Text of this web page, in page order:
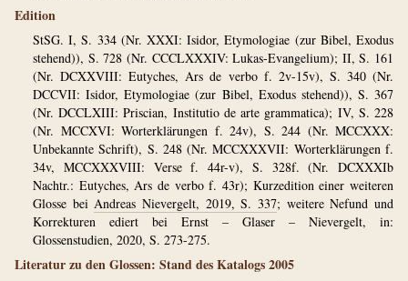
Edition
StSG. I, S. 334 (Nr. XXXI: Isidor, Etymologiae (zur Bibel, Exodus
stehend)), S. 728 (Nr. CCCLXXXIV: Lukas-Evangelium); II, S. 161
(Nr. DCXXVIII: Eutyches, Ars de verbo f. 2v-15v), S. 340 (Nr.
DCCVII: Isidor, Etymologiae (zur Bibel, Exodus stehend)), S. 367
(Nr. DCCLXIII: Priscian, Institutio de arte grammatica); IV, S. 228
(Nr. MCCXVI: Worterklärungen f. 24v), S. 244 (Nr. MCCXXX:
Unbekannte Schrift), S. 248 (Nr. MCCXXXVII: Worterklärungen f.
34v, MCCXXXVIII: Verse f. 44r-v), S. 328f. (Nr. DCXXXIb
Nachtr.: Eutyches, Ars de verbo f. 43r); Kurzedition einer weiteren
Glosse beiAndreas Nievergelt, 2019, S. 337; weitere Nefund und
Korrekturen ediert bei Ernst – Glaser – Nievergelt, in:
Glossenstudien, 2020, S. 273-275.
Literatur zu den Glossen: Stand des Katalogs 2005